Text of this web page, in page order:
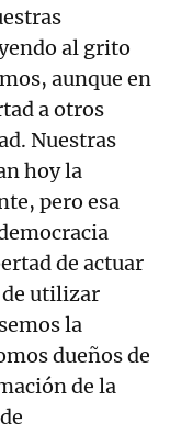
al grito
aunque en
a otros
Nuestras
hoy la
pero esa
de actuar
utilizar
la
dueños de
de la